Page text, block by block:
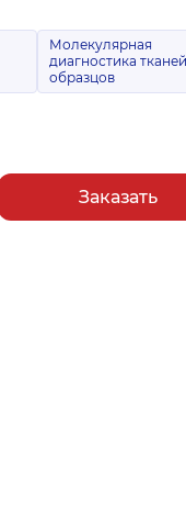
Молекулярная
диагностика
образцов
Заказать